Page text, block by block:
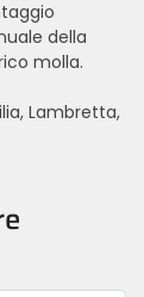
della
molla.
Lambretta,